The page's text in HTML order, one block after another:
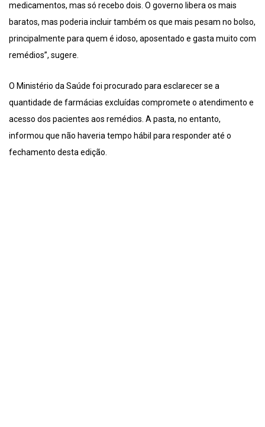
medicamentos, mas só recebo dois. O governo libera os mais
baratos, mas poderia incluir também os que mais pesam no bolso,
principalmente para quem é idoso, aposentado e gasta muito com
remédios”, sugere.
O Ministério da Saúde foi procurado para esclarecer se a
quantidade de farmácias excluídas compromete o atendimento e
acesso dos pacientes aos remédios. A pasta, no entanto,
informou que não haveria tempo hábil para responder até o
fechamento desta edição.